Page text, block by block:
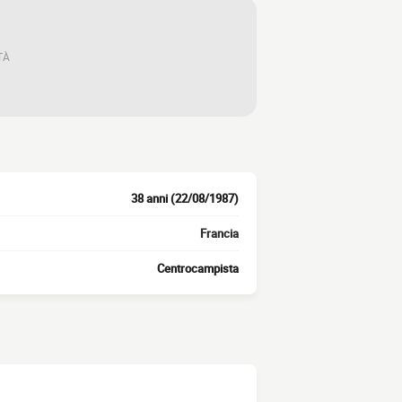
38 anni (22/08/1987)
Francia
Centrocampista